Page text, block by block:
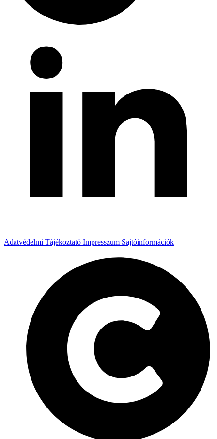
Adatvédelmi Tájékoztató Impresszum Sajtóinformációk